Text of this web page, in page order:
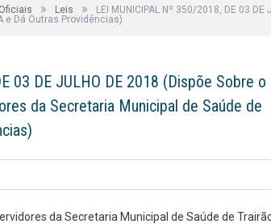
» Leis »
LEI MUNICIPAL Nº 350/2018, DE 03
e Dá Outras Providências)
03 DE JULHO DE 2018 (Dispõe Sobre o
da Secretaria Municipal de Saúde de
da Secretaria Municipal de Saúde de